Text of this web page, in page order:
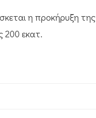
η προκήρυξη της
200 εκατ.